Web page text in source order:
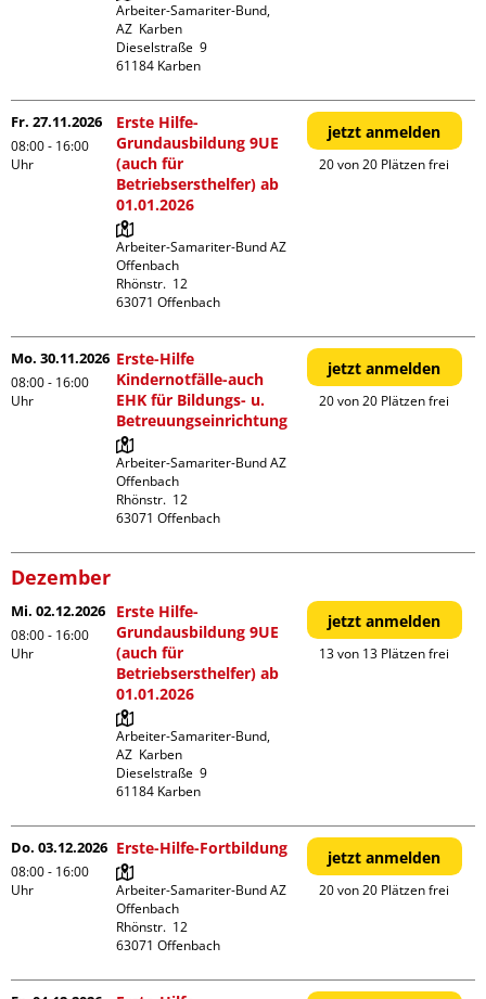
Arbeiter-Samariter-Bund,
AZ  Karben
Dieselstraße  9
Fr. 27.11.2026
08:00 - 16:00
Uhr
Erste Hilfe-
Grundausbildung 9UE
(auch für
Betriebsersthelfer) ab
01.01.2026
Arbeiter-Samariter-Bund AZ
Offenbach
Rhönstr.  12
jetzt anmelden
20 von 20 Plätzen frei
Mo. 30.11.2026
08:00 - 16:00
Uhr
Erste-Hilfe
Kindernotfälle-auch
EHK für Bildungs- u.
Betreuungseinrichtung
Arbeiter-Samariter-Bund AZ
Offenbach
Rhönstr.  12
jetzt anmelden
20 von 20 Plätzen frei
Dezember
Mi. 02.12.2026
08:00 - 16:00
Uhr
Erste Hilfe-
Grundausbildung 9UE
(auch für
Betriebsersthelfer) ab
01.01.2026
Arbeiter-Samariter-Bund,
AZ  Karben
Dieselstraße  9
jetzt anmelden
13 von 13 Plätzen frei
Do. 03.12.2026
08:00 - 16:00
Uhr
Erste-Hilfe-Fortbildung
Arbeiter-Samariter-Bund AZ
Offenbach
Rhönstr.  12
jetzt anmelden
20 von 20 Plätzen frei